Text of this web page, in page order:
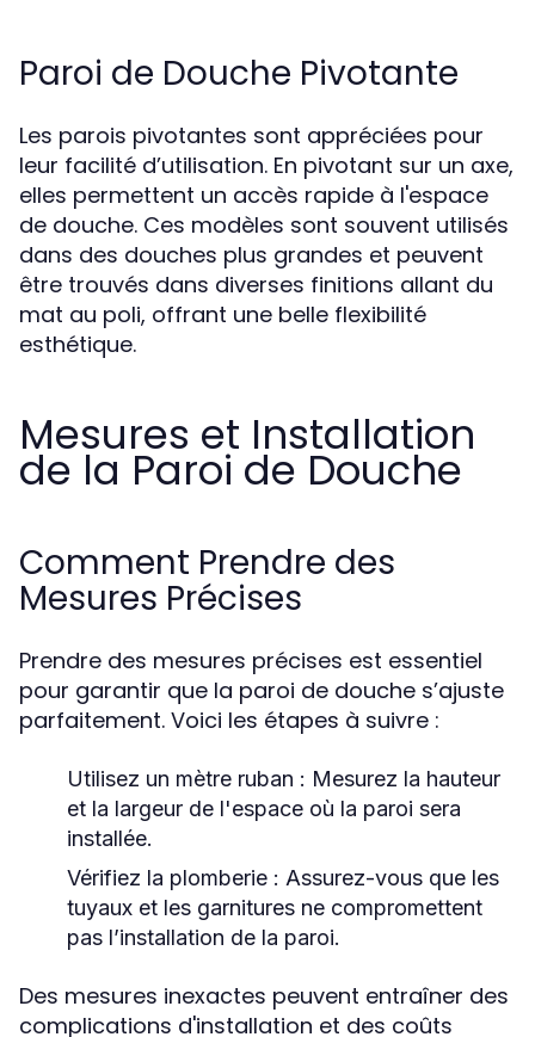
Paroi de Douche Pivotante
Les parois pivotantes sont appréciées pour
leur facilité d’utilisation. En pivotant sur un axe,
elles permettent un accès rapide à l'espace
de douche. Ces modèles sont souvent utilisés
dans des douches plus grandes et peuvent
être trouvés dans diverses finitions allant du
mat au poli, offrant une belle flexibilité
esthétique.
Mesures et Installation
de la Paroi de Douche
Comment Prendre des
Mesures Précises
Prendre des mesures précises est essentiel
pour garantir que la paroi de douche s’ajuste
parfaitement. Voici les étapes à suivre :
Utilisez un mètre ruban : Mesurez la hauteur
et la largeur de l'espace où la paroi sera
installée.
Vérifiez la plomberie : Assurez-vous que les
tuyaux et les garnitures ne compromettent
pas l’installation de la paroi.
Des mesures inexactes peuvent entraîner des
complications d'installation et des coûts